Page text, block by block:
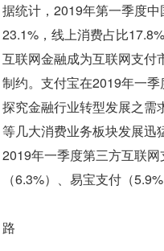
据统计，2019年第一季度
23.1%，线上消费占比
互联网金融成为互联网支付
制约。支付宝在2019年一
探究金融行业转型发展之需
等几大消费业务板块发展迅
2019年一季度第三方互联
（6.3%）、易宝支付（
路